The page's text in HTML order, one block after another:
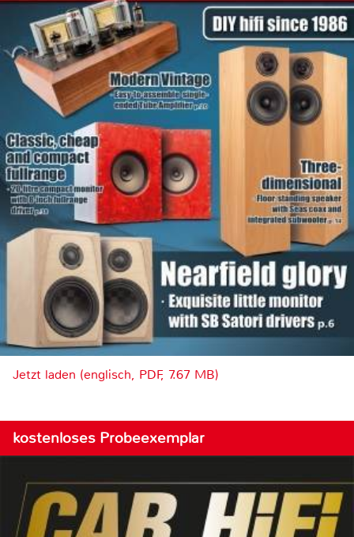
Jetzt laden (englisch, PDF, 7.67 MB)
kostenloses Probeexemplar